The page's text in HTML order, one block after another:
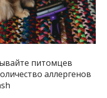
питомцев
аллергенов